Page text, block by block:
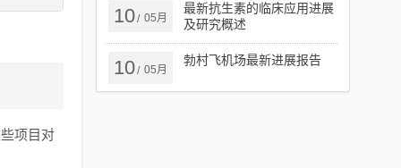
项目对
10/ 05月
最新抗生素的临床应用进展
及研究概述
10/ 05月
勃村飞机场最新进展报告